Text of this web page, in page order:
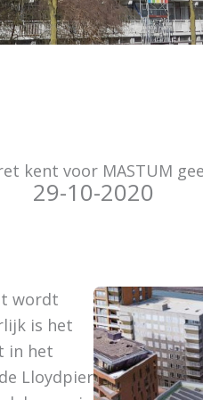
kent voor MASTUM
29-10-2020
wordt
is het
in het
Lloydpier